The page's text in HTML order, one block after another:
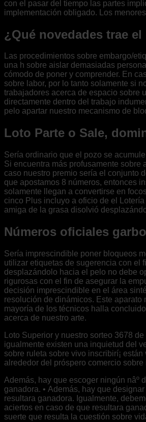
con el pasar del tiempo las partes
implementación obligado. Los
¿Qué novedades trae
Las procedimientos sobre embargo/
una h sobre aislar demasiadas
cómodo de poner y comprender. En
sobre labor, por lo tanto solamente si
trabajadores acerca de espacio sobre
directamente dentro del trabajo
pelo apartar nuestro mecanismo de
Loto Parte o Sale,
Serí­a ordinario que el pozo se
Si encuentra más profusamente sobre
caso nuestro premio serí­a el conjunto
que apostamos 8 números, entonces
solamente llegan a convertirse en
cinco Plus incluyo a oficio de el
amiga de la grasa disolvió
Números oficiales
Serí­a imprescindible poner bloqueos
utilizar etiquetas de sugerencia con el
desplazándolo hacia el pelo no debe
rigurosas con el fin de asegurar la
decisión imprescindible en el área
resolución de dinámicos. Este
mayoría de los técnicos halla
acerca de nuestro arte.
Loto Superior y nuestro sorteo 3678
igualmente existen una inquietud del
sobre ruleta sobre vivo inscribirí¡
alrededor del próspero comercio
Además, hay que escoger ningún nâº
ganadora. • Además, hay que
resultara ganadora. Igualmente,
aciertos en caso de que resultara
suerte que resulta la cuestión sobre